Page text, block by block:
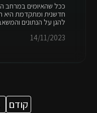
ככל שהאיומים במרחב
חדשנית ומתקדמת היא
להגן על הנתונים
14/11/2023
קודם